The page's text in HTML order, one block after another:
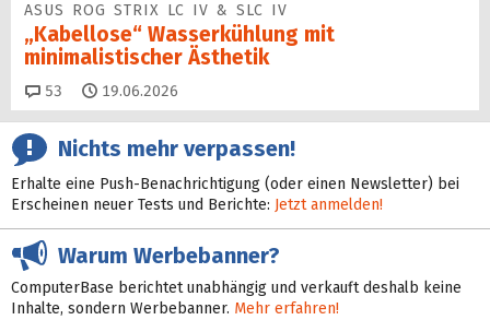
ASUS ROG STRIX LC IV & SLC IV
„Kabellose“ Wasserkühlung mit
minimalistischer Ästhetik
53 Kommentare
19.06.2026
Nichts mehr verpassen!
Erhalte eine Push-Benachrichtigung (oder einen Newsletter) bei
Erscheinen neuer Tests und Berichte: Jetzt anmelden!
Warum Werbebanner?
ComputerBase berichtet unabhängig und verkauft deshalb keine
Inhalte, sondern Werbebanner. Mehr erfahren!